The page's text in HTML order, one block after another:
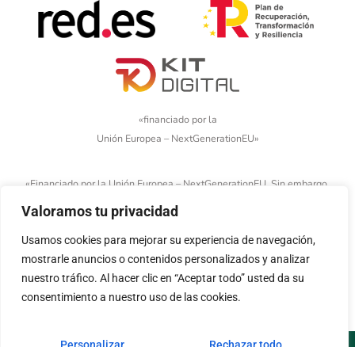
Valoramos tu privacidad
Usamos cookies para mejorar su experiencia de navegación,
mostrarle anuncios o contenidos personalizados y analizar
nuestro tráfico. Al hacer clic en “Aceptar todo” usted da su
consentimiento a nuestro uso de las cookies.
«financiado por la
Unión Europea – NextGenerationEU»
«Financiado por la Unión Europea – NextGenerationEU. Sin embargo,
los puntos de vista y las opiniones expresadas son únicamente los
del autor o autores y no reflejan necesariamente los de la Unión
Europea o la Comisión Europea. Ni la Unión Europea ni la Comisión
Europea pueden ser consideradas responsables de las mismas»